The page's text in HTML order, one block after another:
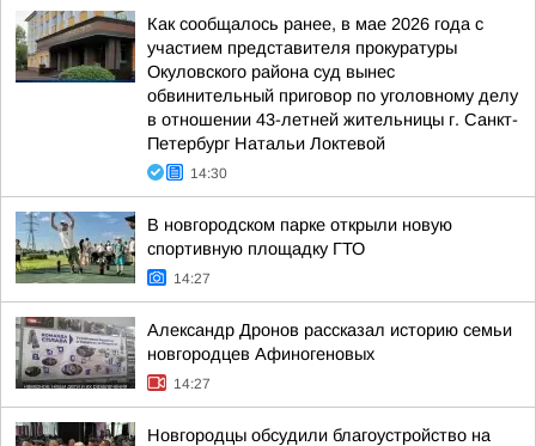
Как сообщалось ранее, в мае 2026 года с
участием представителя прокуратуры
Окуловского района суд вынес
обвинительный приговор по уголовному делу
в отношении 43-летней жительницы г. Санкт-
Петербург Натальи Локтевой
14:30
В новгородском парке открыли новую
спортивную площадку ГТО
14:27
Александр Дронов рассказал историю семьи
новгородцев Афиногеновых
14:27
Новгородцы обсудили благоустройство на